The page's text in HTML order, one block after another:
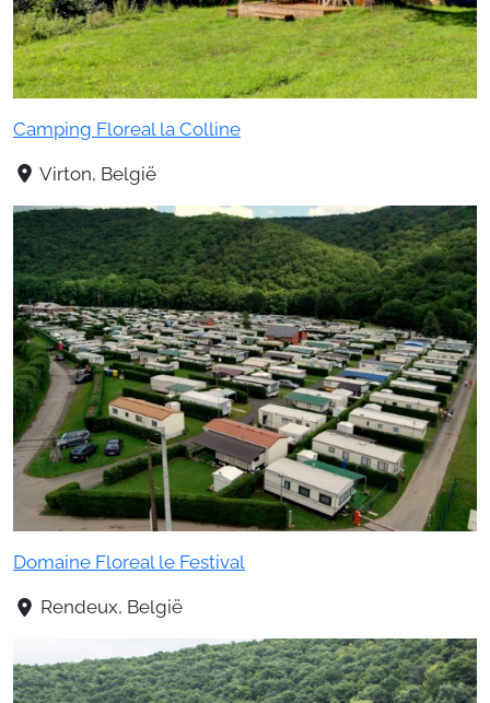
Camping Floreal la Colline
Virton, België
Domaine Floreal le Festival
Rendeux, België